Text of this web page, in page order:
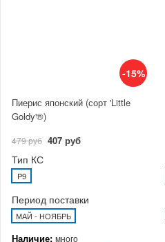
-15%
Пиерис японский (сорт 'Little
Goldy'®)
479 руб 407 руб
Тип КС
P9
Период поставки
МАЙ - НОЯБРЬ
Наличие: много